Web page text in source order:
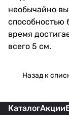
необычайно
способностью
время
всего 5 см.
Назад к
КаталогАкции